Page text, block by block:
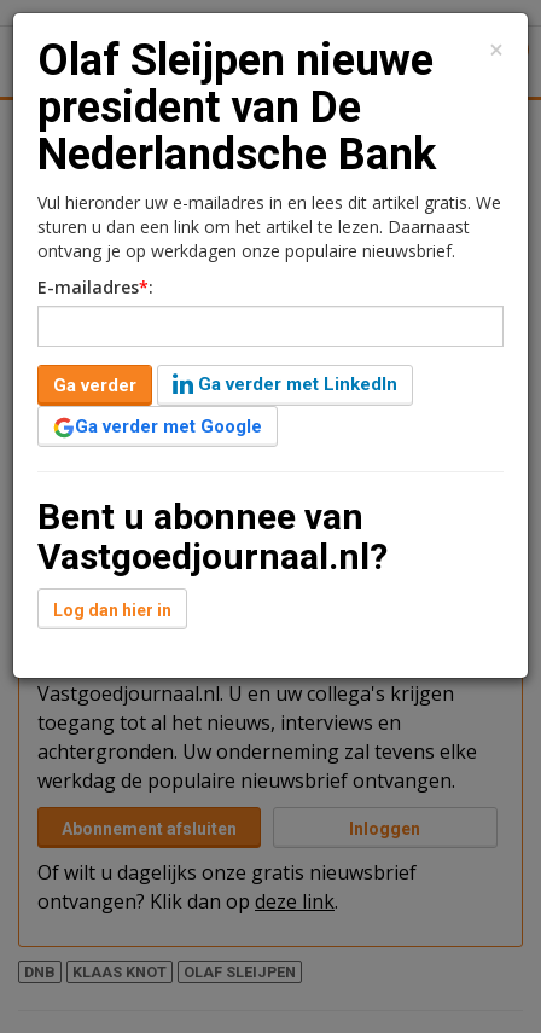
Juridisch | Fiscaal Transacties
Olaf Sleijpen nieuwe
president van De
Nederlandsche Bank
Redactie
13 juni 2025 om 15:42
één jaar geleden aangepast
2 minuten leestijd
Olaf Sleijpen wordt de nieuwe president van De
Monetaire Zaken van de Nederlandse centrale bank.
Verder lezen?
U kunt het artikel niet volledig lezen omdat u nog
Vastgoedjournaal.nl. U en uw collega's krijgen
toegang tot al het nieuws, interviews en
achtergronden. Uw onderneming zal tevens elke
werkdag de populaire nieuwsbrief ontvangen.
Abonnement afsluiten Inloggen
Of wilt u dagelijks onze gratis nieuwsbrief
ontvangen? Klik dan op deze link.
DNB KLAAS KNOT OLAF SLEIJPEN
×
Olaf Sleijpen nieuwe
president van De
Nederlandsche Bank
Vul hieronder uw e-mailadres in en lees dit artikel gratis. We
sturen u dan een link om het artikel te lezen. Daarnaast
ontvang je op werkdagen onze populaire nieuwsbrief.
E-mailadres*:
Ga verder
Ga verder met LinkedIn
Ga verder met Google
Bent u abonnee van
Vastgoedjournaal.nl?
Log dan hier in